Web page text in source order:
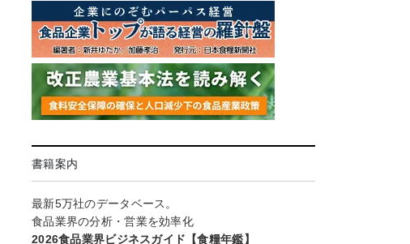
書籍案内
最新5万社のデータベース。
食品業界の分析・営業を効率化
2026食品業界ビジネスガイド【食糧年鑑】